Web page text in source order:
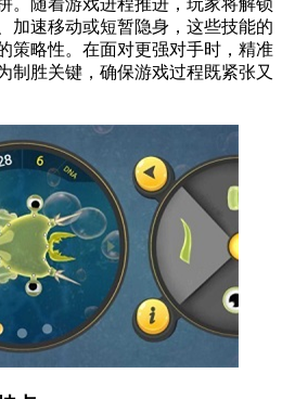
加速移动或短暂隐身，这些技能的
策略性。在面对更强对手时，精准
制胜关键，确保游戏过程既紧张又